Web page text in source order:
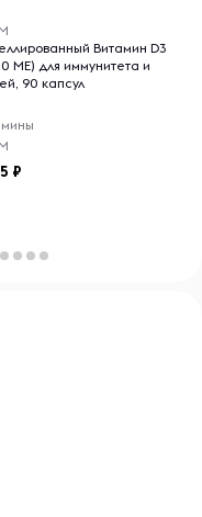
Не
повреждена.Витамин D3
МЕ) для иммунитета и
90 капсул